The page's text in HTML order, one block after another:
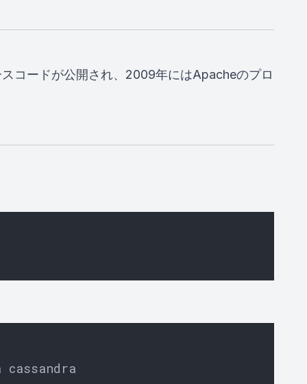
コードが公開され、2009年にはApacheのプロ